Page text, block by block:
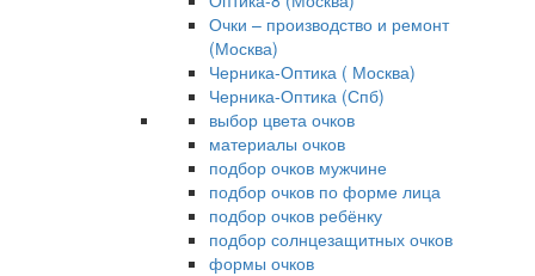
Очки – производство и ремонт
(Москва)
Черника-Оптика ( Москва)
Черника-Оптика (Спб)
выбор цвета очков
материалы очков
подбор очков мужчине
подбор очков по форме лица
подбор очков ребёнку
подбор солнцезащитных очков
формы очков